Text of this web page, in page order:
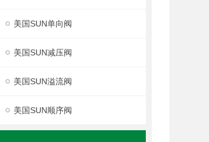
美国SUN单向阀
美国SUN减压阀
美国SUN溢流阀
美国SUN顺序阀